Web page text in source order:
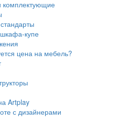
комплектующие
купе
цена на мебель?
Artplay
с дизайнерами